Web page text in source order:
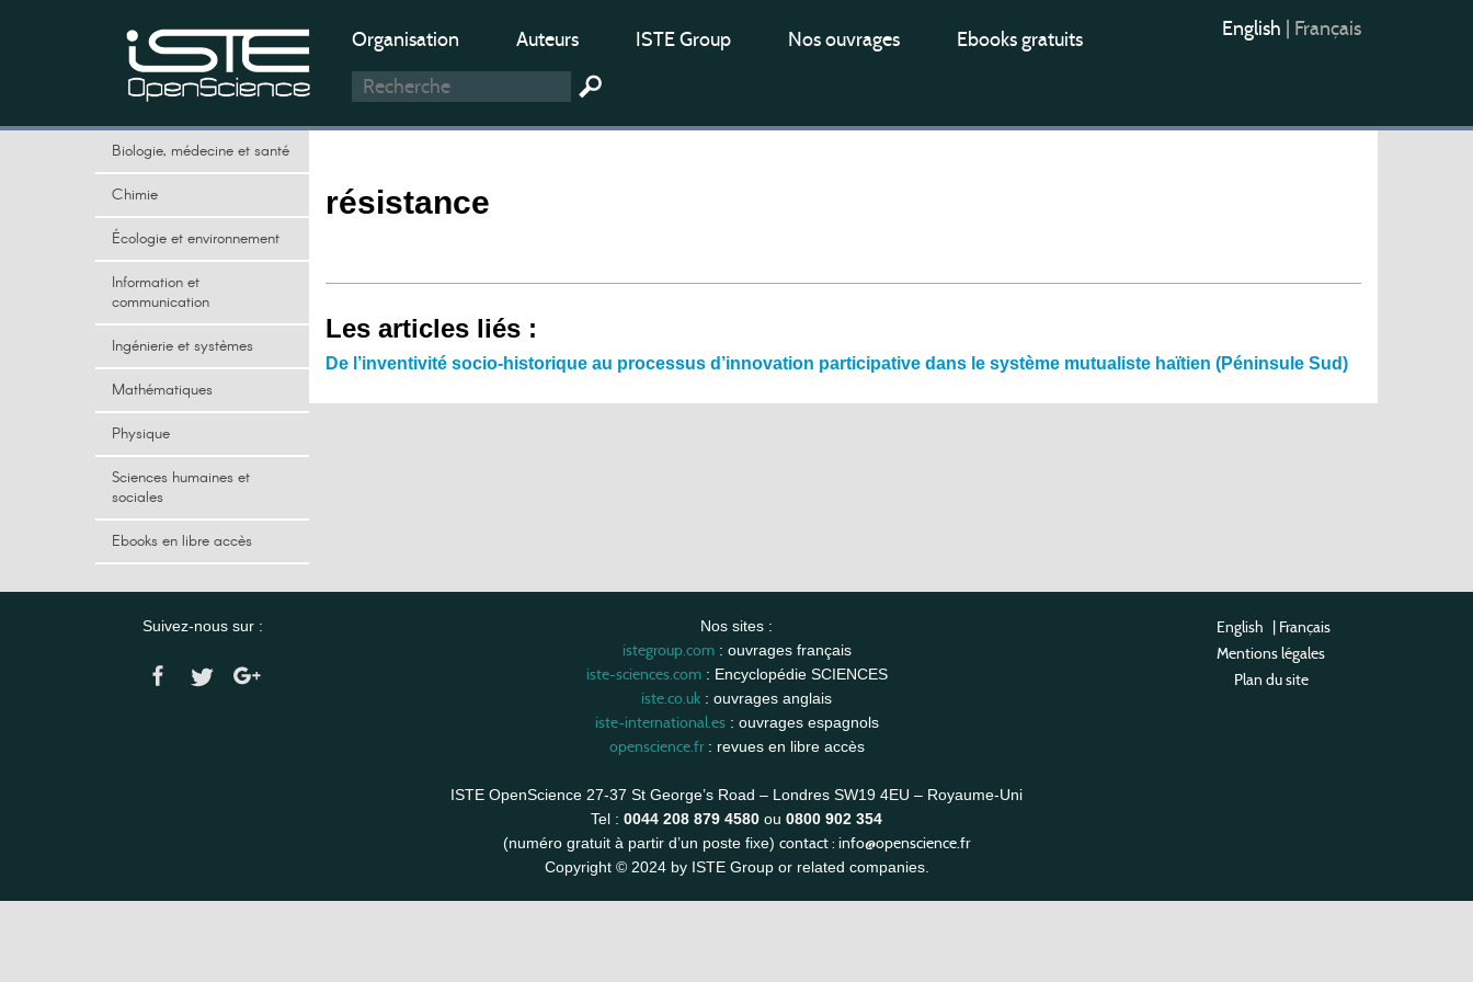
Organisation Auteurs ISTE Group Nos ouvrages Ebooks gratuits English Français
Biologie, médecine et santé
Chimie
Écologie et environnement
Information et
communication
Ingénierie et systèmes
Mathématiques
Physique
Sciences humaines et
sociales
Ebooks en libre accès
résistance
Les articles liés :
De l’inventivité socio-historique au processus d’innovation participative dans le système mutualiste haïtien (Péninsule Sud)
Suivez-nous sur : Nos sites :
istegroup.com: ouvrages français
iste-sciences.com: Encyclopédie SCIENCES
iste.co.uk : ouvrages anglais
iste-international.es: ouvrages espagnols
openscience.fr: revues en libre accès
ISTE OpenScience 27-37 St George’s Road – Londres SW19 4EU – Royaume-Uni
Tel : 0044 208 879 4580 ou 0800 902 354
(numéro gratuit à partir d’un poste fixe) contact : info@openscience.fr
Copyright © 2024 by ISTE Group or related companies.
English | Français
Mentions légales
Plan du site